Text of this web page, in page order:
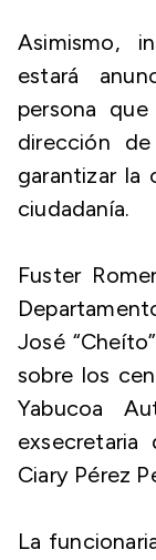
Asimismo,
estará
persona
dirección
garantizar la
ciudadanía.
Fuster
José
sobre los
Yabucoa
Ciary Pérez
La